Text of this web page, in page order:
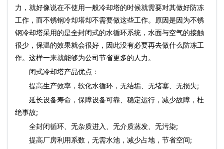
力，就好像说在不使用一般冷却塔的时候就需要对其做好防冻
工作，而不锈钢冷却塔却不需要做这些工作。原因是因为不锈
钢冷却塔采用的是全封闭式的水循环系统，水面与空气的接触
很少，保温的效果就会很好，因此没有必要再去做什么防冻工
作。这样一来就能够为公司节省更多的人力。
闭式冷却塔产品优点：
提高生产效率，软化水循环，无结垢、无堵塞、无损失;
延长设备寿命，保障设备可靠、稳定运行，减少故障，杜
绝事故;
全封闭循环、无杂质进入、无介质蒸发、无污染;
提高厂房利用系数，无需水池，减少占地，节省空间;